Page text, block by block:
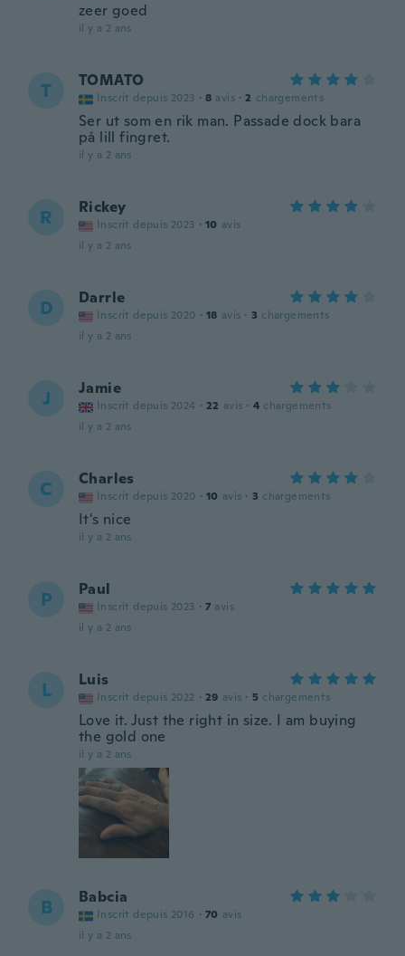
zeer goed
il y a 2 ans
T TOMATO
Inscrit depuis 2023 · 8 avis · 2 chargements
Ser ut som en rik man. Passade dock bara
på lill fingret.
il y a 2 ans
R Rickey
Inscrit depuis 2023 · 10 avis
il y a 2 ans
D Darrle
Inscrit depuis 2020 · 18 avis · 3 chargements
il y a 2 ans
J Jamie
Inscrit depuis 2024 · 22 avis · 4 chargements
il y a 2 ans
C Charles
Inscrit depuis 2020 · 10 avis · 3 chargements
It's nice
il y a 2 ans
P Paul
Inscrit depuis 2023 · 7 avis
il y a 2 ans
L Luis
Inscrit depuis 2022 · 29 avis · 5 chargements
Love it. Just the right in size. I am buying
the gold one
il y a 2 ans
B Babcia
Inscrit depuis 2016 · 70 avis
il y a 2 ans